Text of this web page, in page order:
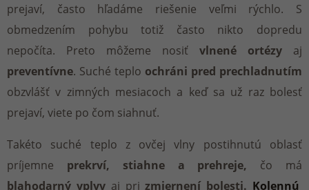
prejaví, často hľadáme riešenie veľmi rýchlo. S
obmedzením pohybu totiž často nikto dopredu
nepočíta. Preto môžeme nosiť vlnené ortézy aj
preventívne. Suché teplo ochráni pred prechladnutím
obzvlášť v zimných mesiacoch a keď sa už raz bolesť
prejaví, viete po čom siahnuť.
Takéto suché teplo z ovčej vlny postihnutú oblasť
príjemne prekrví, stiahne a prehreje, čo má
blahodarný vplyv aj prizmiernení bolesti. Kolennú